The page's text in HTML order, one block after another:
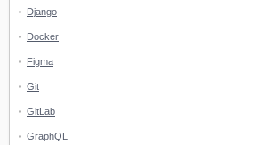
Django
Docker
Figma
Git
GitLab
GraphQL